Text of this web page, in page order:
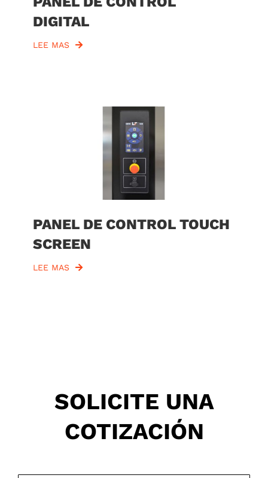
DIGITAL
LEE MAS
PANEL DE CONTROL TOUCH
SCREEN
LEE MAS
SOLICITE UNA
COTIZACIÓN